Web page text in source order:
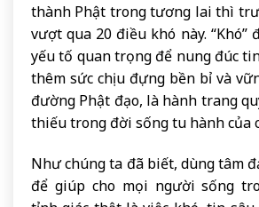
thành Phật trong tương lai thì
vượt qua 20 điều khó này. “Khó”
yếu tố quan trọng để nung đúc
thêm sức chịu đựng bền bỉ và
đường Phật đạo, là hành trang
thiếu trong đời sống tu hành của
Như chúng ta đã biết, dùng tâm
để giúp cho mọi người sống